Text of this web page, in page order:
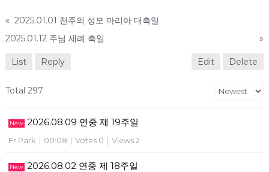
« 2025.01.01 천주의 성모 마리아 대축일
2025.01.12 주님 세례 축일
»
List Reply Edit Delete
Total 297
New2026.08.09 연중 제 19주일
Fr.Park | 00:08 | Votes 0 | Views 2
New2026.08.02 연중 제 18주일